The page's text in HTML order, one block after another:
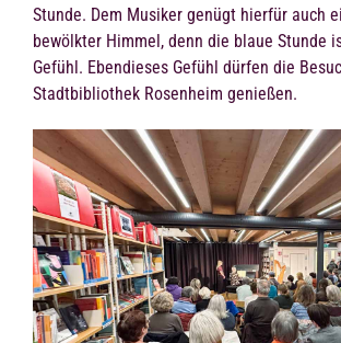
Stunde. Dem Musiker genügt hierfür auch
bewölkter Himmel, denn die blaue Stunde
Gefühl. Ebendieses Gefühl dürfen die
Stadtbibliothek Rosenheim genießen.